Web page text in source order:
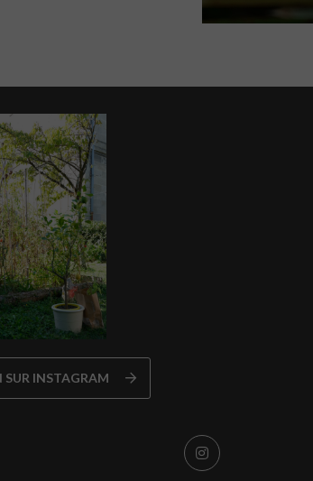
SUR INSTAGRAM